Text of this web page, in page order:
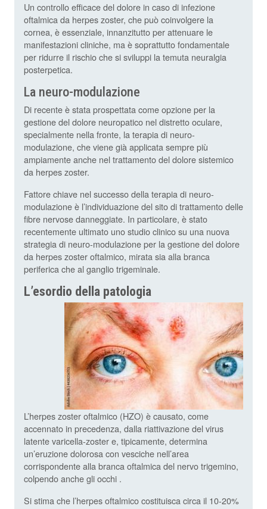
Un controllo efficace del dolore in caso di infezione
oftalmica da herpes zoster, che può coinvolgere la
cornea, è essenziale, innanzitutto per attenuare le
manifestazioni cliniche, ma è soprattutto fondamentale
per ridurre il rischio che si sviluppi la temuta neuralgia
posterpetica.
La neuro-modulazione
Di recente è stata prospettata come opzione per la
gestione del dolore neuropatico nel distretto oculare,
specialmente nella fronte, la terapia di neuro-
modulazione, che viene già applicata sempre più
ampiamente anche nel trattamento del dolore sistemico
da herpes zoster.
Fattore chiave nel successo della terapia di neuro-
modulazione è l’individuazione del sito di trattamento delle
fibre nervose danneggiate. In particolare, è stato
recentemente ultimato uno studio clinico su una nuova
strategia di neuro-modulazione per la gestione del dolore
da herpes zoster oftalmico, mirata sia alla branca
periferica che al ganglio trigeminale.
L’esordio della patologia
L’herpes zoster oftalmico (HZO) è causato, come
accennato in precedenza, dalla riattivazione del virus
latente varicella-zoster e, tipicamente, determina
un’eruzione dolorosa con vesciche nell’area
corrispondente alla branca oftalmica del nervo trigemino,
colpendo anche gli occhi .
Si stima che l’herpes oftalmico costituisca circa il 10-20%